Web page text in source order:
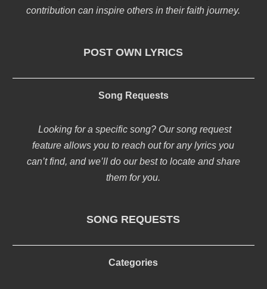
contribution can inspire others in their faith journey.
POST OWN LYRICS
Song Requests
Looking for a specific song? Our song request
feature allows you to reach out for any lyrics you
can’t find, and we’ll do our best to locate and share
them for you.
SONG REQUESTS
Categories